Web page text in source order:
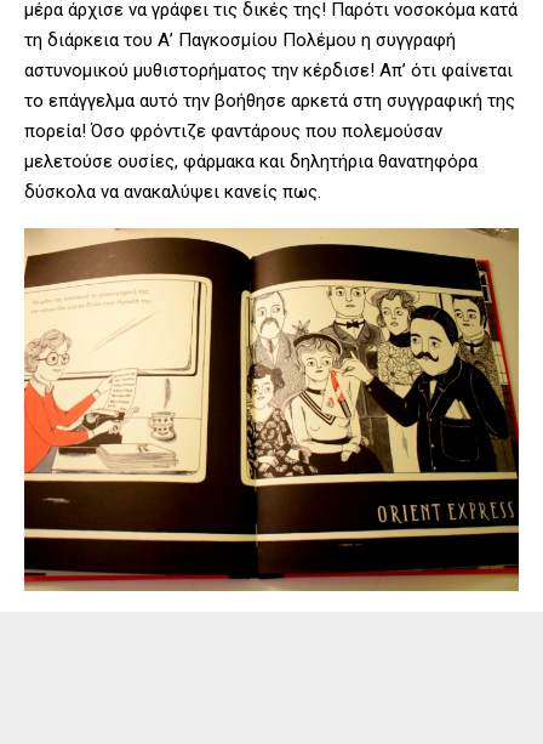
μέρα άρχισε να γράφει τις δικές της! Παρότι νοσοκόμα κατά
τη διάρκεια του Α’ Παγκοσμίου Πολέμου η συγγραφή
αστυνομικού μυθιστορήματος την κέρδισε! Απ’ ότι φαίνεται
το επάγγελμα αυτό την βοήθησε αρκετά στη συγγραφική της
πορεία! Όσο φρόντιζε φαντάρους που πολεμούσαν
μελετούσε ουσίες, φάρμακα και δηλητήρια θανατηφόρα
δύσκολα να ανακαλύψει κανείς πως.